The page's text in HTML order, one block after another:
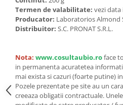
Mixuri, condimente si mirodenii
Mixuri
Mirodenii
Maioneza bio
Pesto Bio
Semipreparate
Termen de valabilitate: vezi data
Producator: Laboratorios Almond
Distribuitor: S.C. PRONAT S.R.L.
Nota: www.cosultaubio.roface
in permanenta acuratetea
mai exista si cazuri (foarte putine)
Pozele prezentate pe site au un
creeaza obligatii contractuale.